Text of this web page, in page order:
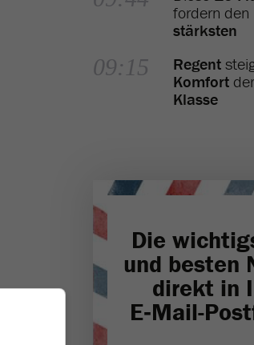
fordern den
stärksten
09:15 Regent
Komfort
Klasse
Die
und besten
direkt in
E‑Mail-